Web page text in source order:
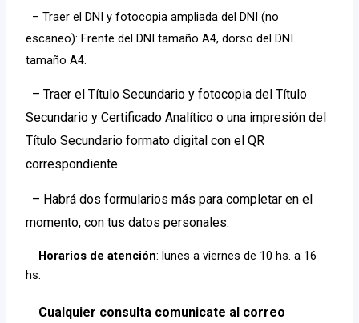
– Traer el DNI y fotocopia ampliada del DNI (no
escaneo): Frente del DNI tamaño A4, dorso del DNI
tamaño A4.
– Traer el Título Secundario y fotocopia del Título
Secundario y Certificado Analítico o una impresión del
Título Secundario formato digital con el QR
correspondiente.
– Habrá dos formularios más para completar en el
momento, con tus datos personales.
Horarios de atención: lunes a viernes de 10 hs. a 16
hs.
Cualquier consulta comunicate al correo